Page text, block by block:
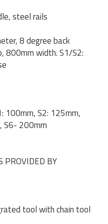
steel rails
8 degree back
800mm width. S1/S2:
100mm, S2: 125mm,
S6- 200mm
PROVIDED BY
tool with chain tool